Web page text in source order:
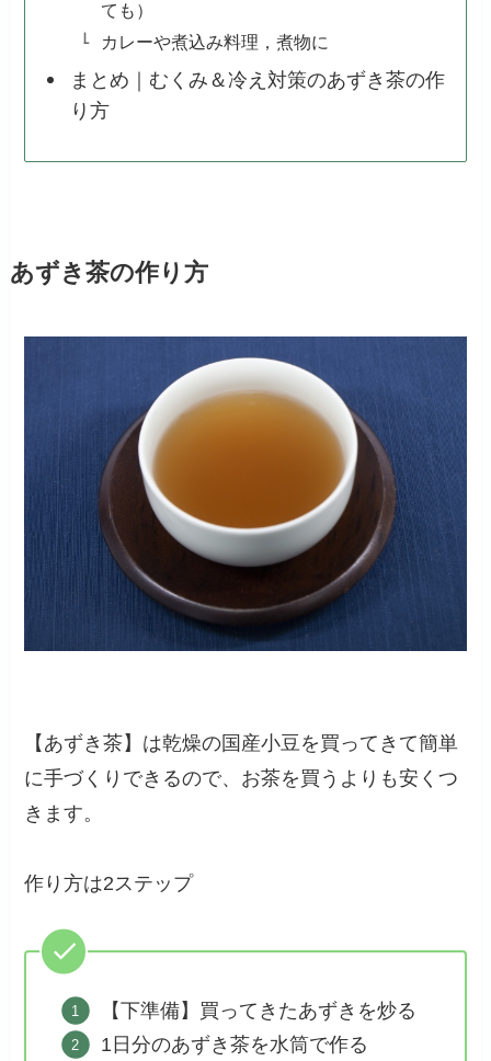
ても）
カレーや煮込み料理，煮物に
まとめ｜むくみ＆冷え対策のあずき茶の作
り方
あずき茶の作り方
【あずき茶】は乾燥の国産小豆を買ってきて簡単
に手づくりできるので、お茶を買うよりも安くつ
きます。
作り方は2ステップ
【下準備】買ってきたあずきを炒る
1日分のあずき茶を水筒で作る